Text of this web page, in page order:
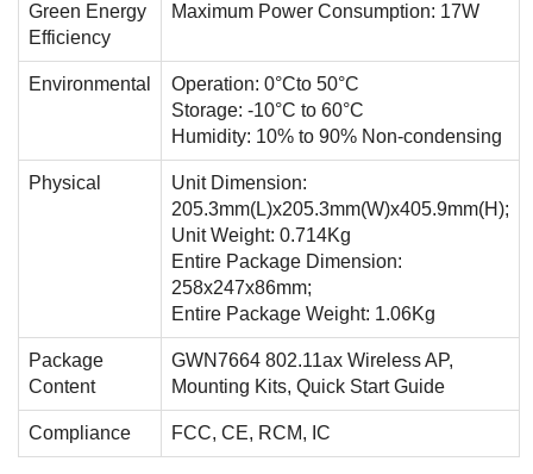
Green Energy
Efficiency
Maximum Power Consumption: 17W
Environmental
Operation: 0°Cto 50°C
Storage: -10°C to 60°C
Humidity: 10% to 90% Non-condensing
Physical
Unit Dimension:
205.3mm(L)x205.3mm(W)x405.9mm(H);
Unit Weight: 0.714Kg
Entire Package Dimension:
258x247x86mm;
Entire Package Weight: 1.06Kg
Package
Content
GWN7664 802.11ax Wireless AP,
Mounting Kits, Quick Start Guide
Compliance FCC, CE, RCM, IC